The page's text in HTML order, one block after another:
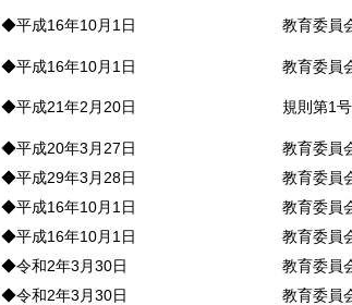
◆平成16年10月1日 教育委員
◆平成16年10月1日
教育委員
◆平成21年2月20日 規則第1号
◆平成20年3月27日
教育委員
◆平成29年3月28日
教育委員
◆平成16年10月1日
教育委員
◆平成16年10月1日
教育委員
◆令和2年3月30日
教育委員
◆令和2年3月30日 教育委員